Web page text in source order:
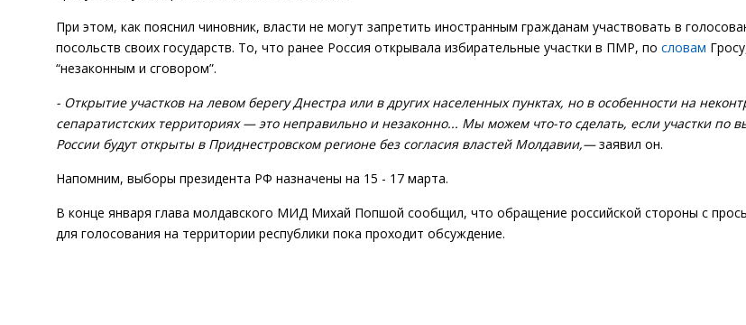
При этом, как пояснил чиновник, власти не могут запретить иностранным гражданам участвовать в
посольств своих государств. То, что ранее Россия открывала избирательные участки в ПМР, по словам
“незаконным и сговором”.
- Открытие участков на левом берегу Днестра или в других населенных пунктах, но в особенности на
сепаратистских территориях — это неправильно и незаконно... Мы можем что-то сделать, если участки по
России будут открыты в Приднестровском регионе без согласия властей Молдавии,—заявил он.
Напомним, выборы президента РФ назначены на 15 - 17 марта.
В конце января глава молдавского МИД Михай Попшой сообщил, что обращение российской стороны с
для голосования на территории республики пока проходит обсуждение.